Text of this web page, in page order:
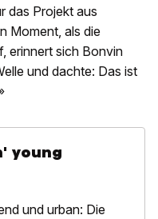
das Projekt aus
Moment, als die
erinnert sich Bonvin
und dachte: Das ist
young
und urban: Die